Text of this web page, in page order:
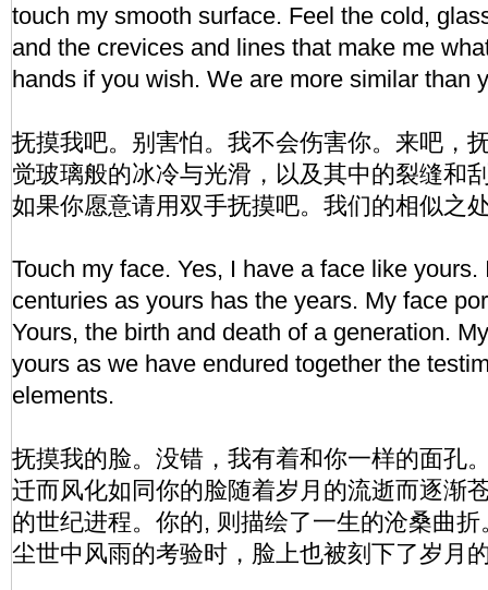
touch my smooth surface. Feel the cold,
and the crevices and lines that make me
hands if you wish. We are more similar than
抚摸我吧。别害怕。我不会伤害你。来吧，
觉玻璃般的冰冷与光滑，以及其中的裂缝和
如果你愿意请用双手抚摸吧。我们的相似之
Touch my face. Yes, I have a face like
centuries as yours has the years. My face
Yours, the birth and death of a generation.
yours as we have endured together the
elements.
抚摸我的脸。没错，我有着和你一样的面孔
迁而风化如同你的脸随着岁月的流逝而逐渐
的世纪进程。你的, 则描绘了一生的沧桑曲
尘世中风雨的考验时，脸上也被刻下了岁月